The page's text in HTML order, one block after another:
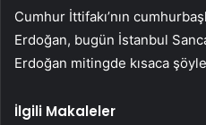
Cumhur İttifakı’nın
Erdoğan, bugün İstanbul
Erdoğan mitingde kısaca
İlgili Makaleler